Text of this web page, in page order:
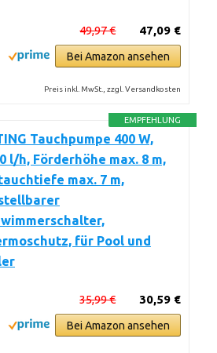
47,09 €
49,97 €
Bei Amazon ansehen
Preis inkl. MwSt., zzgl. Versandkosten
EMPFEHLUNG
Tauchpumpe 400 W,
l/h, Förderhöhe max. 8 m,
max. 7 m,
für Pool und
30,59 €
35,99 €
Bei Amazon ansehen